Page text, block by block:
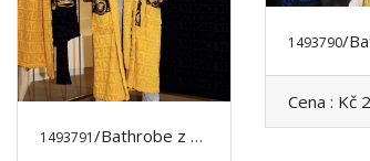
1493791/Bathrobe z VERSACE
1493790/
Cena : Kč